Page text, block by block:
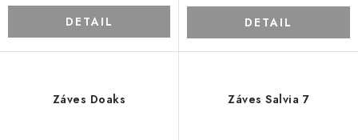
DETAIL DETAIL
Záves Doaks Záves Salvia 7